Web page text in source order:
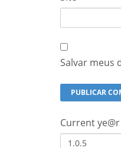
Salvar meus
Current ye@r